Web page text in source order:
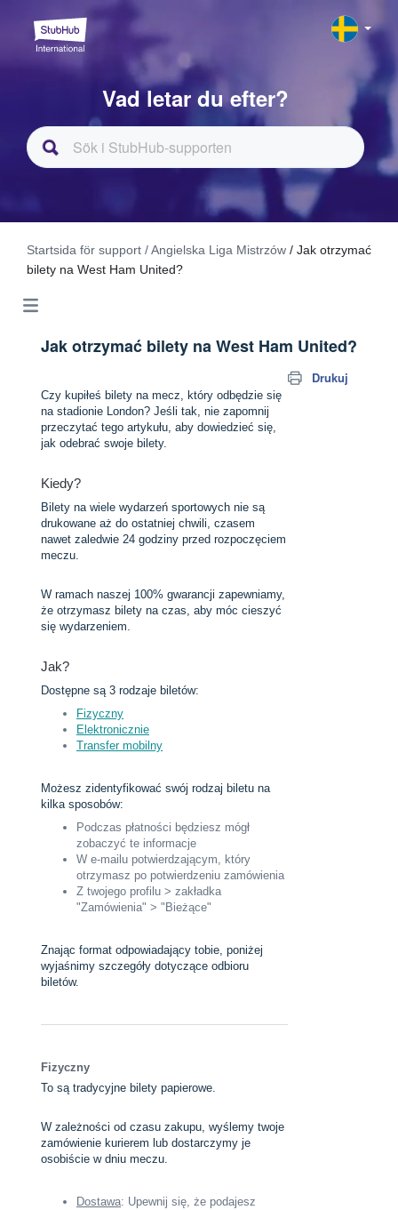
Vad letar du efter?
Startsida för support / Angielska Liga Mistrzów / Jak otrzymać
bilety na West Ham United?
Jak otrzymać bilety na West Ham United?
Drukuj
Czy kupiłeś bilety na mecz, który odbędzie się
na stadionie London? Jeśli tak, nie zapomnij
przeczytać tego artykułu, aby dowiedzieć się,
jak odebrać swoje bilety.
Kiedy?
Bilety na wiele wydarzeń sportowych nie są
drukowane aż do ostatniej chwili, czasem
nawet zaledwie 24 godziny przed rozpoczęciem
meczu.
W ramach naszej 100% gwarancji zapewniamy,
że otrzymasz bilety na czas, aby móc cieszyć
się wydarzeniem.
Jak?
Dostępne są 3 rodzaje biletów:
Fizyczny
Elektronicznie
Transfer mobilny
Możesz zidentyfikować swój rodzaj biletu na
kilka sposobów:
Podczas płatności będziesz mógł
zobaczyć te informacje
W e-mailu potwierdzającym, który
otrzymasz po potwierdzeniu zamówienia
Z twojego profilu > zakładka
"Zamówienia" > "Bieżące"
Znając format odpowiadający tobie, poniżej
wyjaśnimy szczegóły dotyczące odbioru
biletów.
Fizyczny
To są tradycyjne bilety papierowe.
W zależności od czasu zakupu, wyślemy twoje
zamówienie kurierem lub dostarczymy je
osobiście w dniu meczu.
Dostawa: Upewnij się, że podajesz